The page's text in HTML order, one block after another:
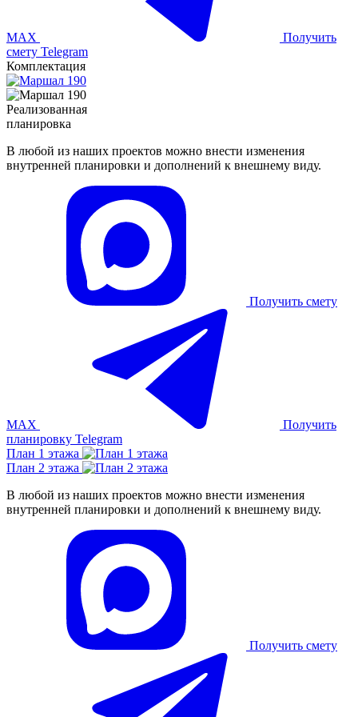
MAX
Получить
смету Telegram
Комплектация
Реализованная
планировка
В любой из наших проектов можно внести изменения
внутренней планировки и дополнений к внешнему виду.
Получить смету
MAX
Получить
планировку Telegram
План 1 этажа
План 2 этажа
В любой из наших проектов можно внести изменения
внутренней планировки и дополнений к внешнему виду.
Получить смету